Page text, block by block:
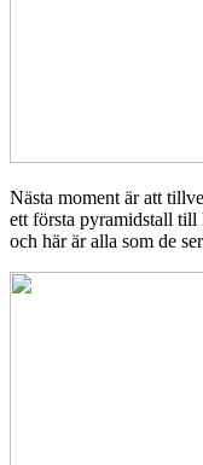
Nästa moment är att
ett första pyramidstall
och här är alla som de